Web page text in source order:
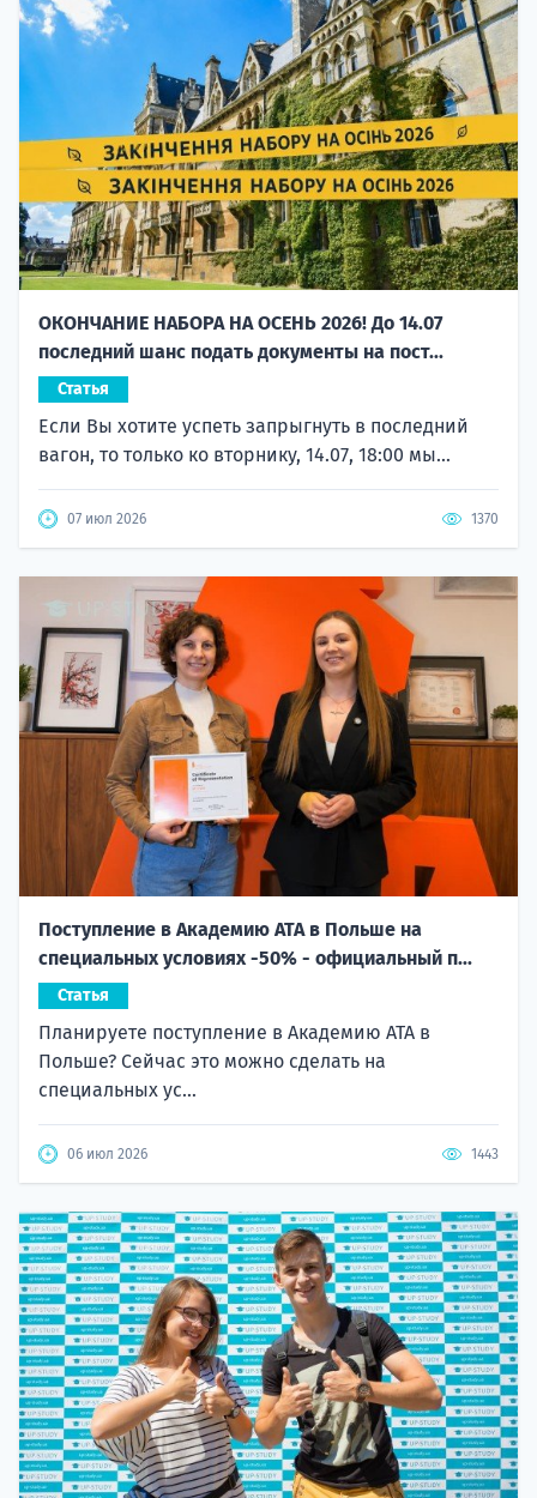
ОКОНЧАНИЕ НАБОРА НА ОСЕНЬ 2026! До 14.07
последний шанс подать документы на пост...
Статья
Если Вы хотите успеть запрыгнуть в последний
вагон, то только ко вторнику, 14.07, 18:00 мы...
07 июл 2026 1370
Поступление в Академию ATA в Польше на
специальных условиях -50% - официальный п...
Статья
Планируете поступление в Академию ATA в
Польше? Сейчас это можно сделать на
специальных ус...
06 июл 2026 1443